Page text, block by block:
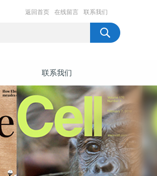
返回首页 在线留言 联系我们
联系我们